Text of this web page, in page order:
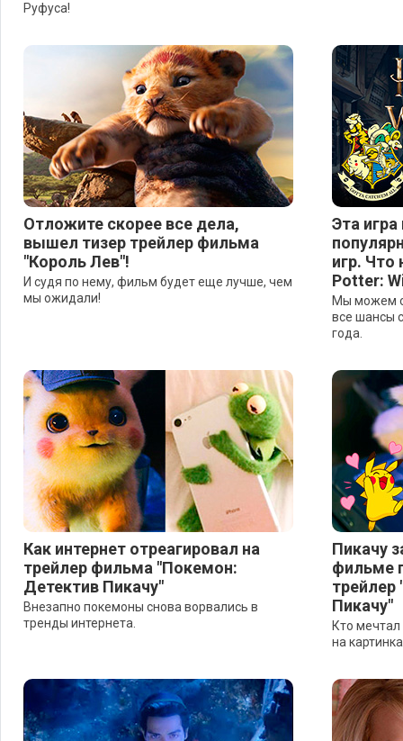
Руфуса!
Отложите скорее все дела,
вышел тизер трейлер фильма
"Король Лев"!
И судя по нему, фильм будет еще лучше, чем
мы ожидали!
Эта
игр. Что
Potter:
Мы можем
все шансы
года.
Как интернет отреагировал на
трейлер фильма "Покемон:
Детектив Пикачу"
Внезапно покемоны снова ворвались в
тренды интернета.
Пикачу
фильме
трейлер
Пикачу"
Кто
на